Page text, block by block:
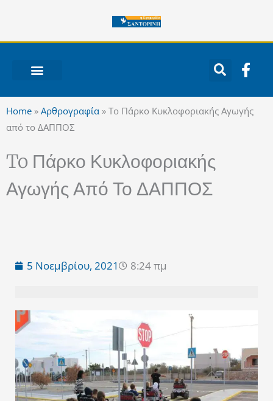
περιεχόμενο
F
a
e
b
Home » Αρθρογραφία » To Πάρκο Κυκλοφοριακής Αγωγής
από το ΔΑΠΠΟΣ
To Πάρκο Κυκλοφοριακής
Αγωγής Από Το ΔΑΠΠΟΣ
5 Νοεμβρίου, 2021 8:24 πμ